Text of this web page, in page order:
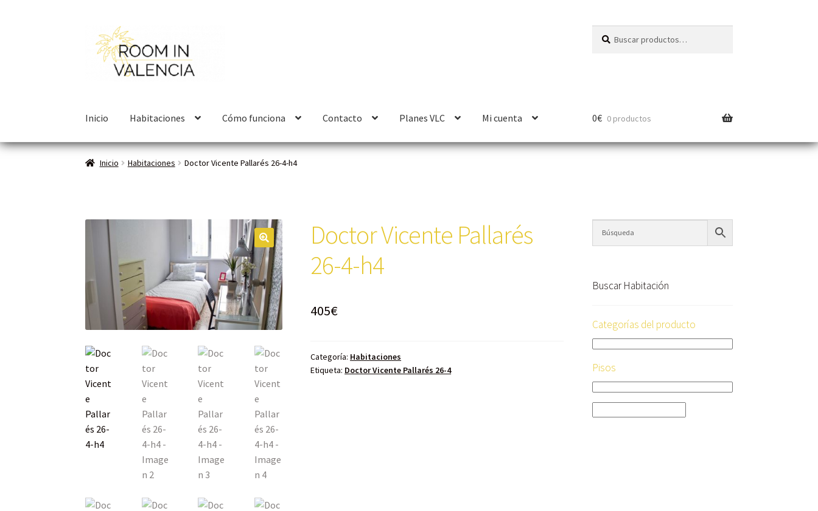
Inicio Habitaciones Cómo funciona Contacto Planes VLC Mi cuenta 0€ 0 productos
Inicio Habitaciones Doctor Vicente Pallarés 26-4-h4
🔍
Doctor Vicente Pallarés
26-4-h4
405€
Categoría: Habitaciones
Etiqueta: Doctor Vicente Pallarés 26-4
Buscar Habitación
Categorías del producto
Pisos